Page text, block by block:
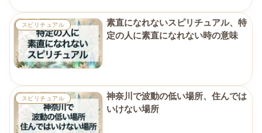
スピリチュアル
素直になれないスピリチュアル、特
定の人に素直になれない時の意味
スピリチュアル
神奈川で波動の低い場所、住んでは
いけない場所